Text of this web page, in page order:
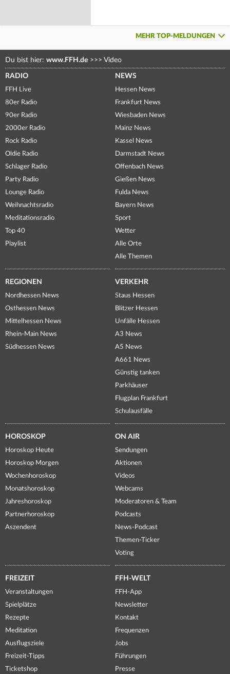
MEHR TOP-MELDUNGEN
Du bist hier: www.FFH.de >>> Video
RADIO
FFH Live
80er Radio
90er Radio
2000er Radio
Rock Radio
Oldie Radio
Schlager Radio
Party Radio
Lounge Radio
Weihnachtsradio
Meditationsradio
Top 40
Playlist
NEWS
Hessen News
Frankfurt News
Wiesbaden News
Mainz News
Kassel News
Darmstadt News
Offenbach News
Gießen News
Fulda News
Bayern News
Sport
Wetter
Alle Orte
Alle Themen
REGIONEN
Nordhessen News
Osthessen News
Mittelhessen News
Rhein-Main News
Südhessen News
VERKEHR
Staus Hessen
Blitzer Hessen
Unfälle Hessen
A3 News
A5 News
A661 News
Günstig tanken
Parkhäuser
Flugplan Frankfurt
Schulausfälle
HOROSKOP
Horoskop Heute
Horoskop Morgen
Wochenhoroskop
Monatshoroskop
Jahreshoroskop
Partnerhoroskop
Aszendent
ON AIR
Sendungen
Aktionen
Videos
Webcams
Moderatoren & Team
Podcasts
News-Podcast
Themen-Ticker
Voting
FREIZEIT
Veranstaltungen
Spielplätze
Rezepte
Meditation
Ausflugsziele
Freizeit-Tipps
Ticketshop
FFH-WELT
FFH-App
Newsletter
Kontakt
Frequenzen
Jobs
Führungen
Presse